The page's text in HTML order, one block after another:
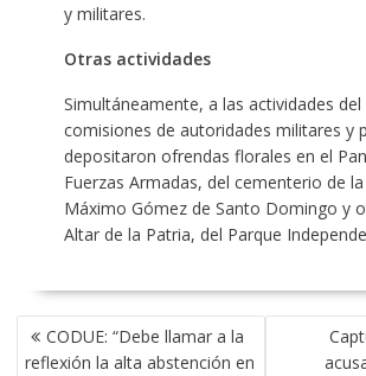
y militares.
Otras actividades
Simultáneamente, a las actividades del
comisiones de autoridades militares y
depositaron ofrendas florales en el
Fuerzas Armadas, del cementerio de
Máximo Gómez de Santo Domingo y
Altar de la Patria, del Parque
POST
NAVIGATION
CODUE: “Debe llamar a la
reflexión la alta abstención en